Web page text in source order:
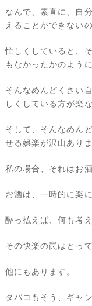
なんで、素直に、自
えることができない
忙しくしていると、
もなかったかのよう
そんなめんどくさい
しくしている方が楽
そして、そんなめん
せる娯楽が沢山ありま
私の場合、それはお酒
お酒は、一時的に楽
酔っ払えば、何も考
その快楽の罠はとっ
他にもあります。
タバコもそう、ギャ